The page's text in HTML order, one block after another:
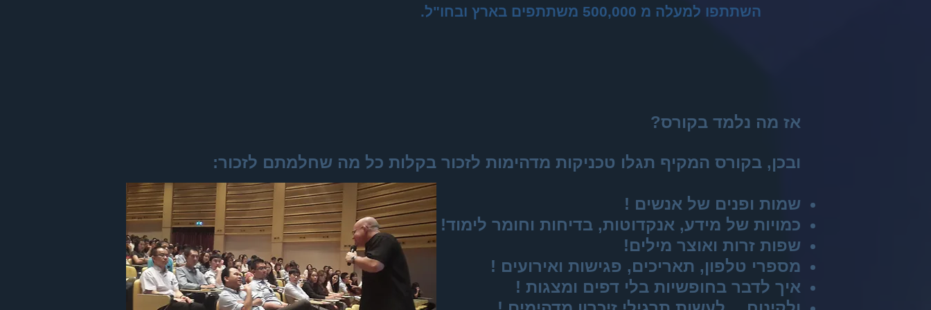
השתתפו למעלה מ 500,000 משתתפים בארץ ובחו"ל.
אז מה נלמד בקורס?
ובכן, בקורס המקיף תגלו טכניקות מדהימות לזכור בקלות כל מה שחלמתם לזכור:
שמות ופנים של אנשים !
כמויות של מידע, אנקדוטות, בדיחות וחומר לימוד!
שפות זרות ואוצר מילים!
מספרי טלפון, תאריכים, פגישות ואירועים !
איך לדבר בחופשיות בלי דפים ומצגות !